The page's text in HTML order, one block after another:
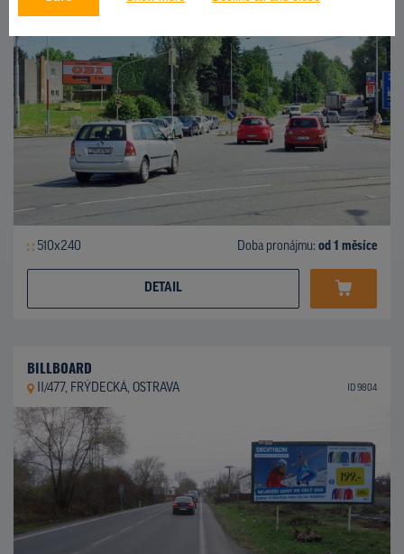
510x240 Doba pronájmu: od 1 měsíce
DETAIL
BILLBOARD
II/477, FRÝDECKÁ, OSTRAVA ID 9804